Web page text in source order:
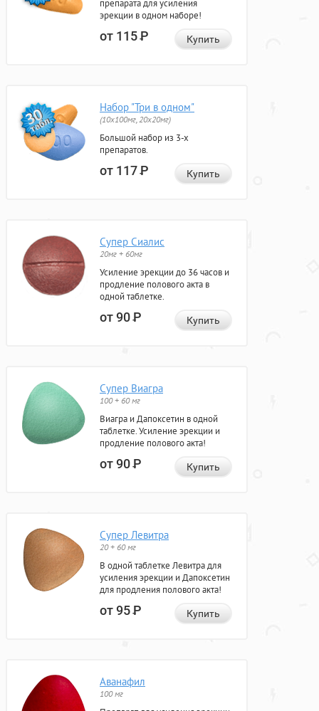
препарата для усиления
эрекции в одном наборе!
от 115Р Купить
Набор "Три в одном"
(10x100мг, 20x20мг)
Большой набор из 3-х
препаратов.
от 117Р Купить
Супер Сиалис
20мг + 60мг
Усиление эрекции до 36 часов и
продление полового акта в
одной таблетке.
от 90Р Купить
Супер Виагра
100 + 60 мг
Виагра и Дапоксетин в одной
таблетке. Усиление эрекции и
продление полового акта!
от 90Р Купить
Супер Левитра
20 + 60 мг
В одной таблетке Левитра для
усиления эрекции и Дапоксетин
для продления полового акта!
от 95Р Купить
Аванафил
100 мг